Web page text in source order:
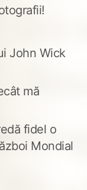
John Wick
mă
fidel o
Mondial